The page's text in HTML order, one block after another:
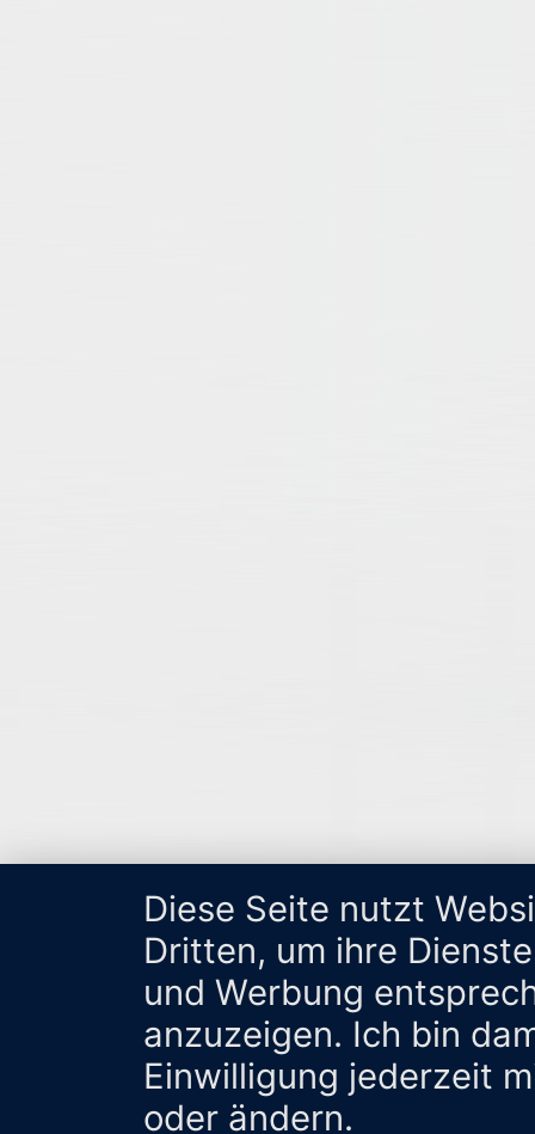
Diese Seite nutzt
Dritten, um ihre
und Werbung
anzuzeigen. Ich bin
Einwilligung jederzeit
oder ändern.